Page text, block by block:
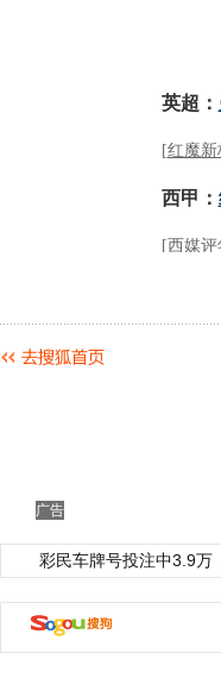
广告
彩民车牌号投注中3.9万